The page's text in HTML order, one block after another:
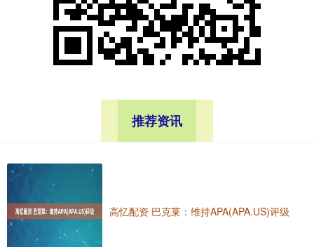
推荐资讯
高忆配资 巴克莱：维持APA(APA.US)评级